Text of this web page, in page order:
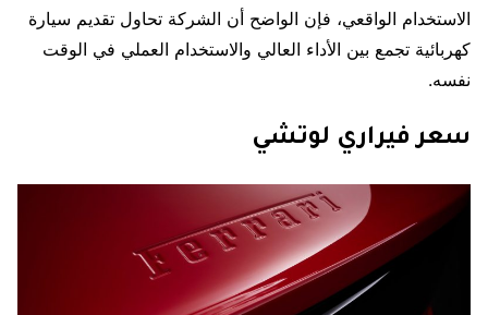
الاستخدام الواقعي، فإن الواضح أن الشركة تحاول تقديم سيارة
كهربائية تجمع بين الأداء العالي والاستخدام العملي في الوقت
نفسه.
سعر فيراري لوتشي